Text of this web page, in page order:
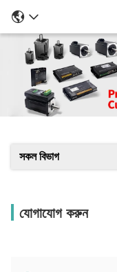
সকল বিভাগ
যোগাযোগ করুন